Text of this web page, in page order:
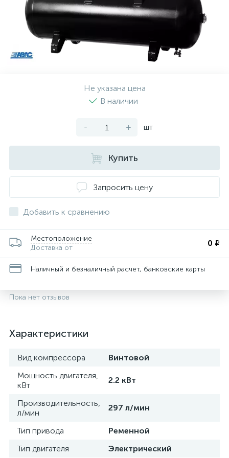
Не указана цена
В наличии
- + шт
Купить
Запросить цену
Добавить к сравнению
Местоположение
Доставка от
0 ₽
Наличный и безналичный расчет, банковские карты
Пока нет отзывов
Характеристики
Вид компрессора
Винтовой
Мощность двигателя,
кВт
2.2 кВт
Производительность,
л/мин
297 л/мин
Тип привода
Ременной
Тип двигателя
Электрический